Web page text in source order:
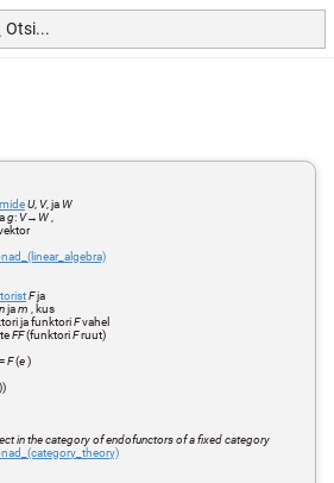
U, V, ja W
g: V→ W
Fja
njam
, kus
ja funktoriFvahel
FF(funktoriFruut)
F(e)
))
in the category of endofunctors of a fixed category